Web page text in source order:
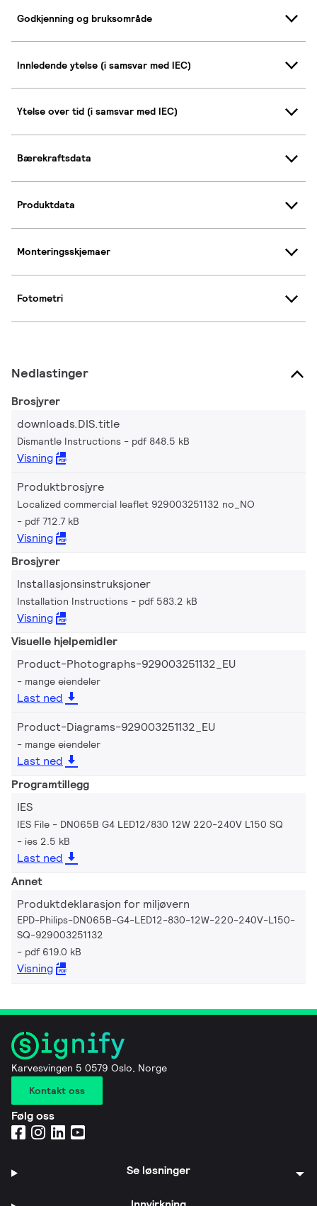
Godkjenning og bruksområde
Innledende ytelse (i samsvar med IEC)
Ytelse over tid (i samsvar med IEC)
Bærekraftsdata
Produktdata
Monteringsskjemaer
Fotometri
Nedlastinger
Brosjyrer
downloads.DIS.title
Dismantle Instructions pdf 848.5 kB
Visning
Produktbrosjyre
Localized commercial leaflet 929003251132 no_NO
pdf 712.7 kB
Visning
Brosjyrer
Installasjonsinstruksjoner
Installation Instructions pdf 583.2 kB
Visning
Visuelle hjelpemidler
Product-Photographs-929003251132_EU
mange eiendeler
Last ned
Product-Diagrams-929003251132_EU
mange eiendeler
Last ned
Programtillegg
IES
IES File - DN065B G4 LED12/830 12W 220-240V L150 SQ
ies 2.5 kB
Last ned
Annet
Produktdeklarasjon for miljøvern
EPD-Philips-DN065B-G4-LED12-830-12W-220-240V-L150-
SQ-929003251132
pdf 619.0 kB
Visning
Karvesvingen 5 0579 Oslo, Norge
Kontakt oss
Følg oss
Se løsninger